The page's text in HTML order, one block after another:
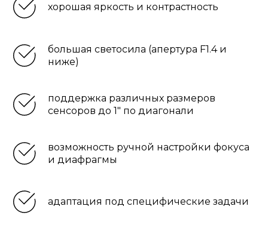
хорошая яркость и контрастность
большая светосила (апертура F1.4 и
ниже)
поддержка различных размеров
сенсоров до 1" по диагонали
возможность ручной настройки фокуса
и диафрагмы
адаптация под специфические задачи